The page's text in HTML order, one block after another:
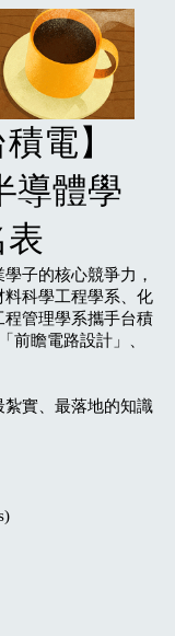
電】
導體學
子的核心競爭力，
科學工程學系、化
管理學系攜手台積
前瞻電路設計」、
實、最落地的知識